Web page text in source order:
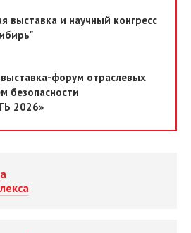
выставка и научный конгресс
форум отраслевых
безопасности
2026»